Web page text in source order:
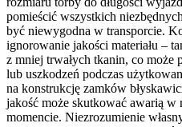
pomieścić wszystkich
być niewygodna w transporcie.
ignorowanie jakości materiału –
z mniej trwałych tkanin, co może
lub uszkodzeń podczas
na konstrukcję zamków
jakość może skutkować awarią
momencie. Niezrozumienie